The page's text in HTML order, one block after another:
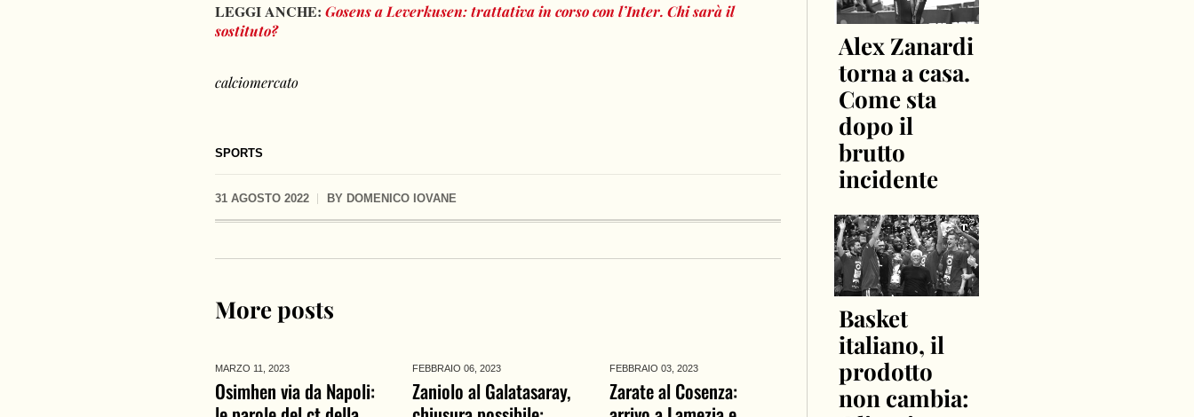
SPORTS
31 AGOSTO 2022 BY DOMENICO IOVANE
LEGGI ANCHE: Gosens a Leverkusen: trattativa in corso con l’Inter. Chi sarà il
sostituto?
calciomercato
More posts
MARZO 11, 2023
Osimhen via da Napoli:
FEBBRAIO 06, 2023
Zaniolo al Galatasaray,
FEBBRAIO 03, 2023
Zarate al Cosenza:
Alex Zanardi
torna a casa.
Come sta
dopo il
brutto
incidente
Basket
italiano, il
prodotto
non cambia: